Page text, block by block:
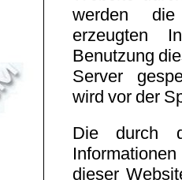
werden
erzeugten
Benutzung
Server
wird vor der
Die durch
dieser